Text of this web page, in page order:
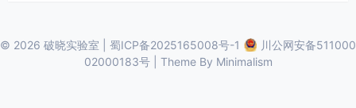
© 2026 破晓实验室 蜀ICP备2025165008号-1
川公网安备511000
02000183号| Theme By Minimalism